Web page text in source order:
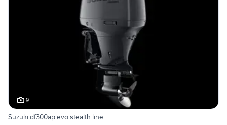
9
Suzuki df300ap evo stealth line